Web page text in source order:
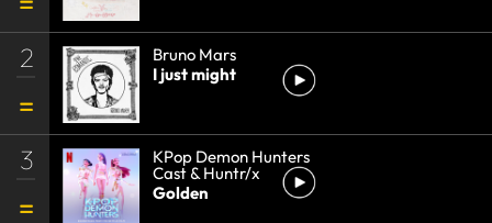
2
Bruno Mars
I just might
3 KPop Demon Hunters
Cast & Huntr/x
Golden